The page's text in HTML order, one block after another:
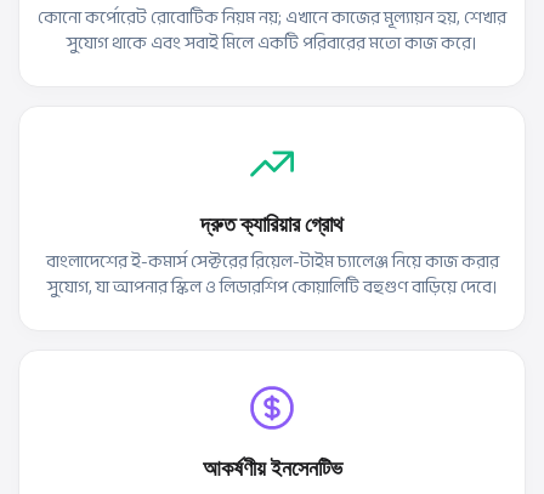
কোনো কর্পোরেট রোবোটিক নিয়ম নয়; এখানে কাজের মূল্যায়ন হয়, শেখার
সুযোগ থাকে এবং সবাই মিলে একটি পরিবারের মতো কাজ করে।
দ্রুত ক্যারিয়ার গ্রোথ
বাংলাদেশের ই-কমার্স সেক্টরের রিয়েল-টাইম চ্যালেঞ্জ নিয়ে কাজ করার
সুযোগ, যা আপনার স্কিল ও লিডারশিপ কোয়ালিটি বহুগুণ বাড়িয়ে দেবে।
আকর্ষণীয় ইনসেনটিভ